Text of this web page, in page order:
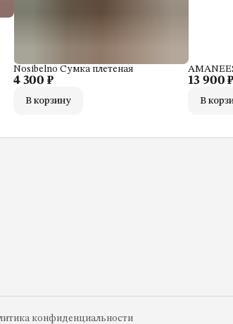
4 300 ₽
Nosibelno Сумка плетеная
В корзину
13 900 ₽
В
конфиденциальности